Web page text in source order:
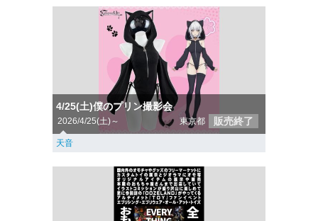
4/25(土)僕のプリン撮影会
2026/4/25(土)～ 東京都 販売終了
天音